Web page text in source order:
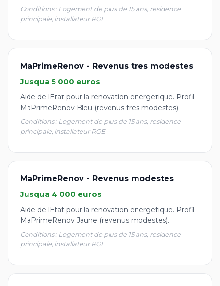
Conditions : Logement de plus de 15 ans, residence
principale, installateur RGE
MaPrimeRenov - Revenus tres modestes
Jusqua 5 000 euros
Aide de lEtat pour la renovation energetique. Profil
MaPrimeRenov Bleu (revenus tres modestes).
Conditions : Logement de plus de 15 ans, residence
principale, installateur RGE
MaPrimeRenov - Revenus modestes
Jusqua 4 000 euros
Aide de lEtat pour la renovation energetique. Profil
MaPrimeRenov Jaune (revenus modestes).
Conditions : Logement de plus de 15 ans, residence
principale, installateur RGE